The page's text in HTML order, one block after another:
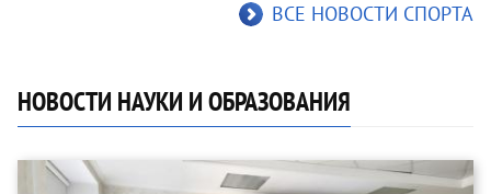
ВСЕ НОВОСТИ СПОРТА
НОВОСТИ НАУКИ И ОБРАЗОВАНИЯ